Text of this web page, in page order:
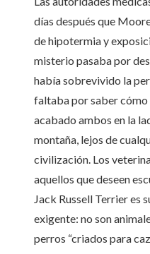
días después que
de hipotermia y
misterio pasaba por
había sobrevivido la
faltaba por saber cómo
acabado ambos en la
montaña, lejos de
civilización. Los
aquellos que deseen
Jack Russell Terrier es
exigente: no son
perros “criados para